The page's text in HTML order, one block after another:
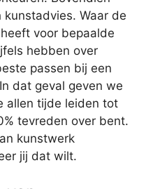
Waar de
voor bepaalde
hebben over
passen bij een
dat geval geven we
allen tijde leiden tot
tevreden over bent.
kunstwerk
jij dat wilt.